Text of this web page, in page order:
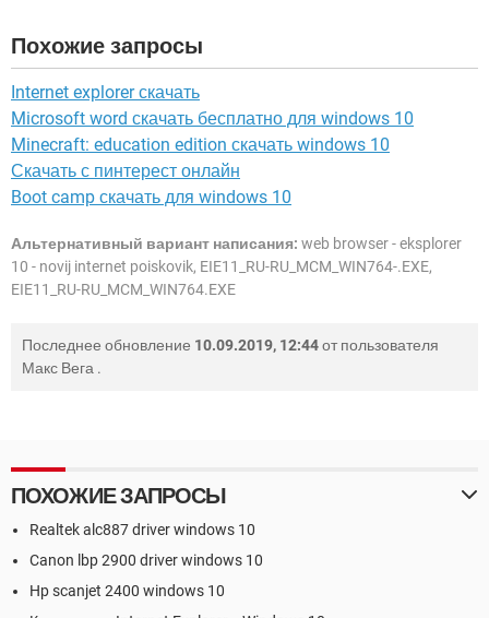
Похожие запросы
Internet explorer скачать
Microsoft word скачать бесплатно для windows 10
Minecraft: education edition скачать windows 10
Скачать с пинтерест онлайн
Boot camp скачать для windows 10
Альтернативный вариант написания: web browser - eksplorer
10 - novij internet poiskovik, EIE11_RU-RU_MCM_WIN764-.EXE,
EIE11_RU-RU_MCM_WIN764.EXE
Последнее обновление 10.09.2019, 12:44от пользователя
Макс Вега .
ПОХОЖИЕ ЗАПРОСЫ
Realtek alc887 driver windows 10
Canon lbp 2900 driver windows 10
Hp scanjet 2400 windows 10